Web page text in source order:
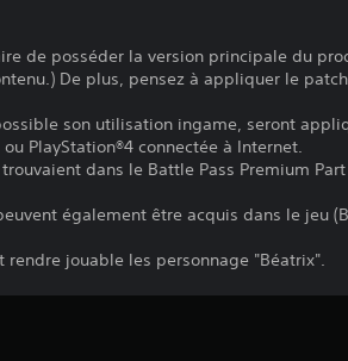
de posséder la version principale du
De plus, pensez à appliquer le
son utilisation ingame, seront
PlayStation®4 connectée à Internet.
dans le Battle Pass Premium
également être acquis dans le jeu
jouable les personnage "Béatrix".